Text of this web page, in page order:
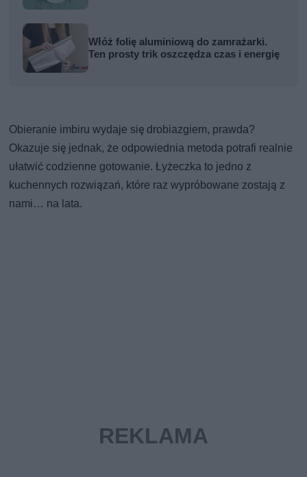
Włóż folię aluminiową do zamrażarki.
Ten prosty trik oszczędza czas i energię
Obieranie imbiru wydaje się drobiazgiem, prawda?
Okazuje się jednak, że odpowiednia metoda potrafi realnie
ułatwić codzienne gotowanie. Łyżeczka to jedno z
kuchennych rozwiązań, które raz wypróbowane zostają z
nami… na lata.